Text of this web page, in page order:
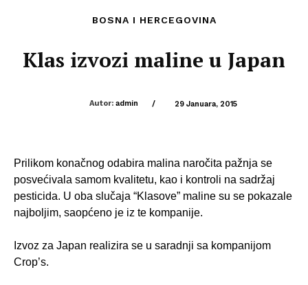
BOSNA I HERCEGOVINA
Klas izvozi maline u Japan
Autor: admin / 29 Januara, 2015
Prilikom konačnog odabira malina naročita pažnja se
posvećivala samom kvalitetu, kao i kontroli na sadržaj
pesticida. U oba slučaja “Klasove” maline su se pokazale
najboljim, saopćeno je iz te kompanije.
Izvoz za Japan realizira se u saradnji sa kompanijom
Crop’s.